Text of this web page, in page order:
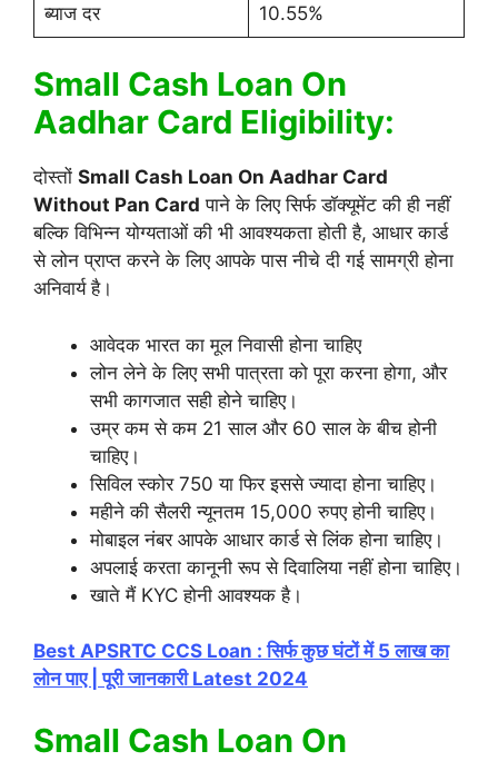
ब्याज दर 10.55%
Small Cash Loan On
Aadhar Card Eligibility:
दोस्तों Small Cash Loan On Aadhar Card
Without Pan Card पाने के लिए सिर्फ डॉक्यूमेंट की ही नहीं
बल्कि विभिन्न योग्यताओं की भी आवश्यकता होती है, आधार कार्ड
से लोन प्राप्त करने के लिए आपके पास नीचे दी गई सामग्री होना
अनिवार्य है।
आवेदक भारत का मूल निवासी होना चाहिए
लोन लेने के लिए सभी पात्रता को पूरा करना होगा, और
सभी कागजात सही होने चाहिए।
उम्र कम से कम 21 साल और 60 साल के बीच होनी
चाहिए।
सिविल स्कोर 750 या फिर इससे ज्यादा होना चाहिए।
महीने की सैलरी न्यूनतम 15,000 रुपए होनी चाहिए।
मोबाइल नंबर आपके आधार कार्ड से लिंक होना चाहिए।
अपलाई करता कानूनी रूप से दिवालिया नहीं होना चाहिए।
खाते मैं KYC होनी आवश्यक है।
Best APSRTC CCS Loan : सिर्फ कुछ घंटों में 5 लाख का
लोन पाए | पूरी जानकारी Latest 2024
Small Cash Loan On